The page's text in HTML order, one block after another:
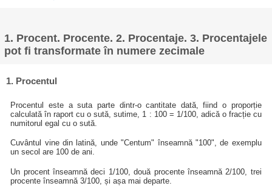
1. Procent. Procente. 2. Procentaje. 3. Procentajele
pot fi transformate în numere zecimale
1. Procentul
Procentul este a suta parte dintr-o cantitate dată, fiind o proporție
calculată în raport cu o sută, sutime, 1 : 100 = 1/100, adică o fracție cu
numitorul egal cu o sută.
Cuvântul vine din latină, unde "Centum" înseamnă "100", de exemplu
un secol are 100 de ani.
Un procent înseamnă deci 1/100, două procente înseamnă 2/100, trei
procente înseamnă 3/100, și așa mai departe.